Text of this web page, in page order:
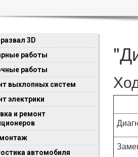
3D
работы
работы
выхлопных систем
электрики
и ремонт
автомобиля